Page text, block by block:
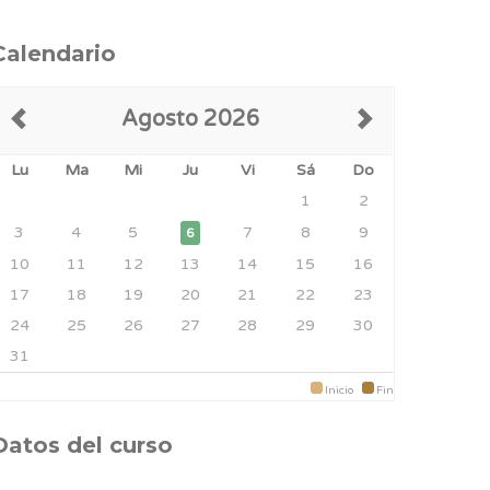
Agosto 2026
Lu Ma Mi Ju Vi Sá
Do
1
2
3
4 5 6 7 8
9
10
11 12 13 14 15
16
17
18 19 20 21 22
23
24
25 26 27 28 29
30
31
Inicio Fin
del curso